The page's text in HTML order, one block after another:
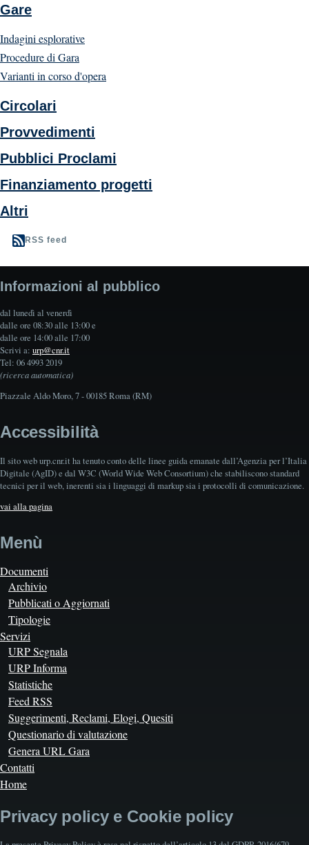
Gare
Indagini esplorative
Procedure di Gara
Varianti in corso d'opera
Circolari
Provvedimenti
Pubblici Proclami
Finanziamento progetti
Altri
RSS feed
Informazioni al pubblico
dal lunedì al venerdì
dalle ore 08:30 alle 13:00 e
dalle ore 14:00 alle 17:00
Scrivi a: urp@cnr.it
Tel: 06 4993 2019
(ricerca automatica)
Piazzale Aldo Moro, 7 - 00185 Roma (RM)
Accessibilità
Il sito web urp.cnr.it ha tenuto conto delle linee guida emanate dall’Agenzia per l’Italia
Digitale (AgID) e dal W3C (World Wide Web Consortium) che stabiliscono standard
tecnici per il web, inerenti sia i linguaggi di markup sia i protocolli di comunicazione.
vai alla pagina
Menù
Documenti
Archivio
Pubblicati o Aggiornati
Tipologie
Servizi
URP Segnala
URP Informa
Statistiche
Feed RSS
Suggerimenti, Reclami, Elogi, Quesiti
Questionario di valutazione
Genera URL Gara
Contatti
Home
Privacy policy e Cookie policy